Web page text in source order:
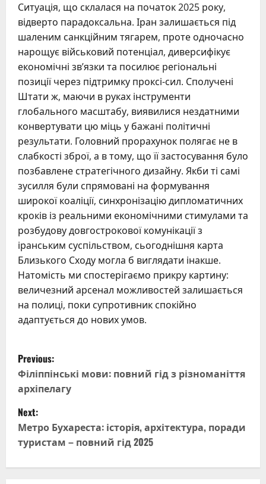
Ситуація, що склалася на початок 2025 року,
відверто парадоксальна. Іран залишається під
шаленим санкційним тягарем, проте одночасно
нарощує військовий потенціал, диверсифікує
економічні зв’язки та посилює регіональні
позиції через підтримку проксі-сил. Сполучені
Штати ж, маючи в руках інструменти
глобального масштабу, виявилися нездатними
конвертувати цю міць у бажані політичні
результати. Головний прорахунок полягає не в
слабкості зброї, а в тому, що її застосування було
позбавлене стратегічного дизайну. Якби ті самі
зусилля були спрямовані на формування
широкої коаліції, синхронізацію дипломатичних
кроків із реальними економічними стимулами та
розбудову довгострокової комунікації з
іранським суспільством, сьогоднішня карта
Близького Сходу могла б виглядати інакше.
Натомість ми спостерігаємо прикру картину:
величезний арсенал можливостей залишається
на полиці, поки супротивник спокійно
адаптується до нових умов.
P
o
s
t
n
Previous:
Філіппінські мови: повний гід з різноманіття
архіпелагу
Next:
Метро Бухареста: історія, архітектура, поради
туристам – повний гід 2025